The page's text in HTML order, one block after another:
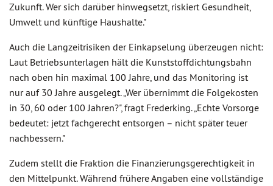
Zukunft. Wer sich darüber hinwegsetzt, riskiert Gesundheit,
Umwelt und künftige Haushalte."
Auch die Langzeitrisiken der Einkapselung überzeugen nicht:
Laut Betriebsunterlagen hält die Kunststoffdichtungsbahn
nach oben hin maximal 100 Jahre, und das Monitoring ist
nur auf 30 Jahre ausgelegt. „Wer übernimmt die Folgekosten
in 30, 60 oder 100 Jahren?", fragt Frederking. „Echte Vorsorge
bedeutet: jetzt fachgerecht entsorgen – nicht später teuer
nachbessern."
Zudem stellt die Fraktion die Finanzierungsgerechtigkeit in
den Mittelpunkt. Während frühere Angaben eine vollständige